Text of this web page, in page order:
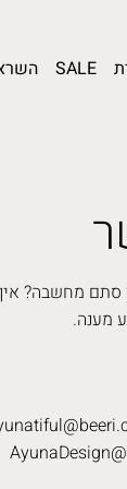
SALE
מחשבה?
מענה.